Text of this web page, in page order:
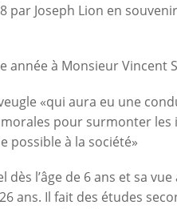
par Joseph Lion en
à Monsieur Vincent
«qui aura eu une
pour surmonter les
possible à la société»
l’âge de 6 ans et sa
ans. Il fait des études